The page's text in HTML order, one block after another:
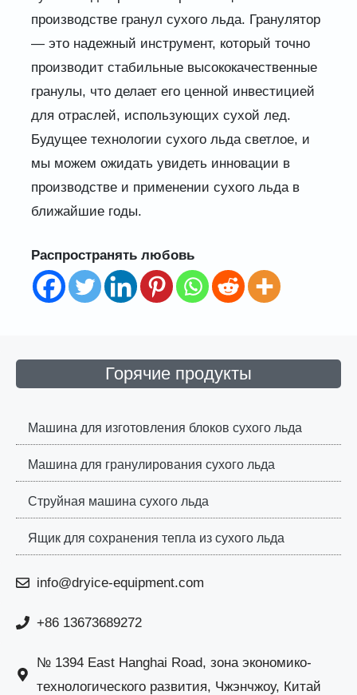
производстве гранул сухого льда. Гранулятор
— это надежный инструмент, который точно
производит стабильные высококачественные
гранулы, что делает его ценной инвестицией
для отраслей, использующих сухой лед.
Будущее технологии сухого льда светлое, и
мы можем ожидать увидеть инновации в
производстве и применении сухого льда в
ближайшие годы.
Распространять любовь
Горячие продукты
Машина для изготовления блоков сухого льда
Машина для гранулирования сухого льда
Струйная машина сухого льда
Ящик для сохранения тепла из сухого льда
info@dryice-equipment.com
+86 13673689272
№ 1394 East Hanghai Road, зона экономико-
технологического развития, Чжэнчжоу, Китай